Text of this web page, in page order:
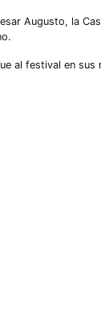
Augusto, la
al festival en sus